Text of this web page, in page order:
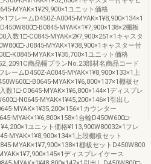
MYAK×1¥29,900×1ユニット価格
フレームD450Z-A0045-MYAK×1¥8,900×134×1
B0845-MYAK×1¥7,900×138×2棚板
入数1□-C0845-MYAK×2¥7,900×251×1キャスタ
J0845-MYAK×1¥38,900×1キャスター付
K0845-MYAK×1¥35,700×1ユニット価格
商品幅プランNo.23部材名商品コード
レームD450Z-A0045-MYAK×1¥8,900×133×1上
B0645-MYAK×1¥6,800×137×1棚板セ
数1□-C0645-MYAK×1¥6,800×144×1ディスプレ
N0645-MYAK×1¥45,200×146×1引出し
MYAK×1¥35,200×156×1カウンター
MYAK×1¥6,800×158×1台輪D450W600□-
ユニット価格¥113,900W80032×1フレ
MYAK×1¥8,900×134×1上段棚板セット
MYAK×1¥7,900×138×1棚板セットD450W800
ディスプレイケース